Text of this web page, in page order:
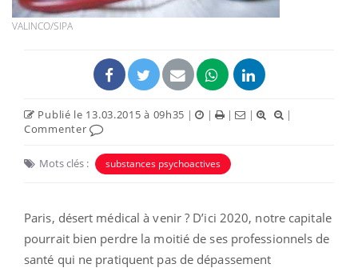
VALINCO/SIPA
Publié le 13.03.2015 à 09h35 | | | |
|
Commenter
Mots clés : substances psychoactives
Paris, désert médical à venir ? D’ici 2020, notre capitale
pourrait bien perdre la moitié de ses professionnels de
santé qui ne pratiquent pas de dépassement